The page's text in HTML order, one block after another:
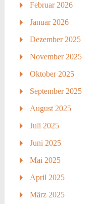
Februar 2026
Januar 2026
Dezember 2025
November 2025
Oktober 2025
September 2025
August 2025
Juli 2025
Juni 2025
Mai 2025
April 2025
März 2025